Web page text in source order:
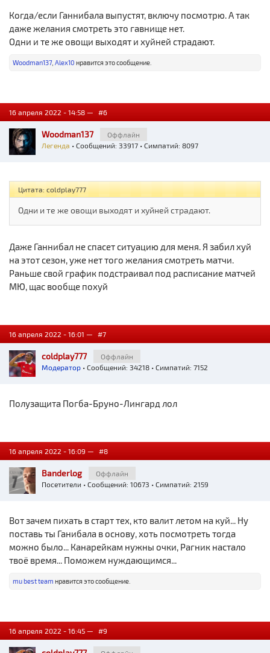
Когда/если Ганнибала выпустят, включу посмотрю. А так
даже желания смотреть это гавнище нет.
Одни и те же овощи выходят и хуйней страдают.
Woodman137, Alex10 нравится это сообщение.
16 апреля 2022 - 14:58 — #6
Woodman137
Оффлайн
Легенда • Сообщений: 33917 • Симпатий: 8097
Цитата: coldplay777
Одни и те же овощи выходят и хуйней страдают.
Даже Ганнибал не спасет ситуацию для меня. Я забил хуй
на этот сезон, уже нет того желания смотреть матчи.
Раньше свой график подстраивал под расписание матчей
МЮ, щас вообще похуй
16 апреля 2022 - 16:01 — #7
coldplay777
Оффлайн
Модератор • Сообщений: 34218 • Симпатий: 7152
Полузащита Погба-Бруно-Лингард лол
16 апреля 2022 - 16:09 — #8
Banderlog
Оффлайн
Посетители • Сообщений: 10673 • Симпатий: 2159
Вот зачем пихать в старт тех, кто валит летом на куй... Ну
поставь ты Ганибала в основу, хоть посмотреть тогда
можно было... Канарейкам нужны очки, Рагник настало
твоё время... Поможем нуждающимся...
mu best team нравится это сообщение.
16 апреля 2022 - 16:45 — #9